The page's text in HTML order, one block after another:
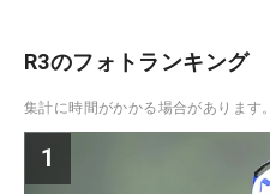
R3のフォトランキング
集計に時間がかかる場合があります。
1